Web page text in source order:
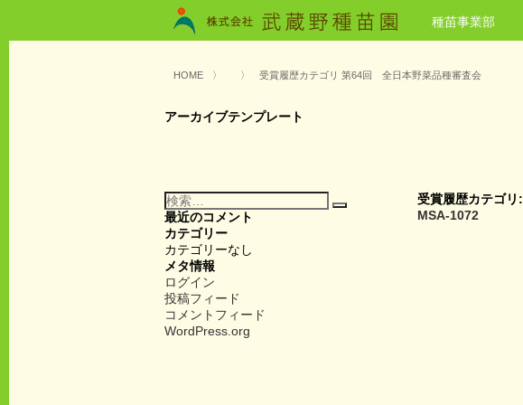
種苗事業部
HOME 〉 〉 受賞履歴カテゴリ 第64回 全日本野菜品種審査会
アーカイブテンプレート
受賞履歴カテゴリ:
MSA-1072
検
索:
検
最近のコメント
カテゴリー
カテゴリーなし
メタ情報
ログイン
投稿フィード
コメントフィード
WordPress.org